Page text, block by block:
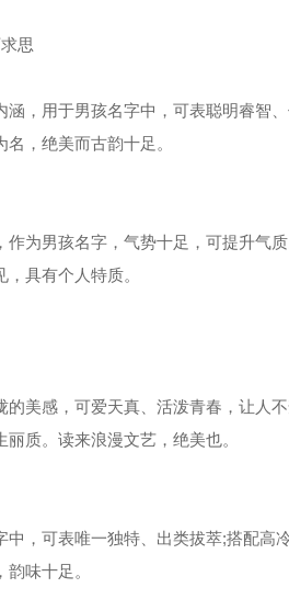
思
用于男孩名字中，可表聪明睿智、
，绝美而古韵十足。
男孩名字，气势十足，可提升气
具有个人特质。
感，可爱天真、活泼青春，让人不
质。读来浪漫文艺，绝美也。
可表唯一独特、出类拔萃;搭配高
味十足。